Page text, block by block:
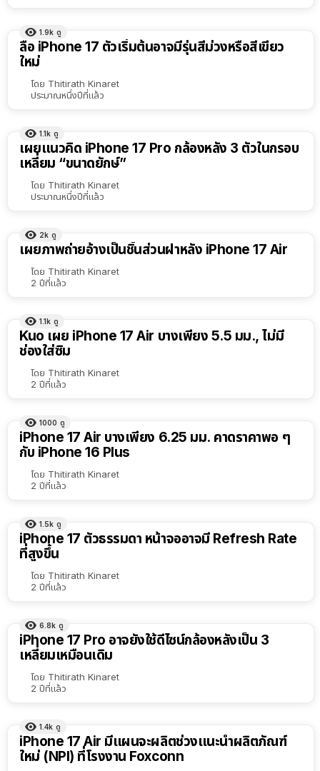
1.9k ดู
ลือ iPhone 17 ตัวเริ่มต้นอาจมีรุ่นสีม่วงหรือสีเขียว
ใหม่
โดย Thitirath Kinaret
ประมาณหนึ่งปีที่แล้ว
1.1k ดู
เผยแนวคิด iPhone 17 Pro กล้องหลัง 3 ตัวในกรอบ
เหลี่ยม “ขนาดยักษ์”
โดย Thitirath Kinaret
ประมาณหนึ่งปีที่แล้ว
2k ดู
เผยภาพถ่ายอ้างเป็นชิ้นส่วนฝาหลัง iPhone 17 Air
โดย Thitirath Kinaret
2 ปีที่แล้ว
1.1k ดู
Kuo เผย iPhone 17 Air บางเพียง 5.5 มม., ไม่มี
ช่องใส่ซิม
โดย Thitirath Kinaret
2 ปีที่แล้ว
1000 ดู
iPhone 17 Air บางเพียง 6.25 มม. คาดราคาพอ ๆ
กับ iPhone 16 Plus
โดย Thitirath Kinaret
2 ปีที่แล้ว
1.5k ดู
iPhone 17 ตัวธรรมดา หน้าจออาจมี Refresh Rate
ที่สูงขึ้น
โดย Thitirath Kinaret
2 ปีที่แล้ว
6.8k ดู
iPhone 17 Pro อาจยังใช้ดีไซน์กล้องหลังเป็น 3
เหลี่ยมเหมือนเดิม
โดย Thitirath Kinaret
2 ปีที่แล้ว
1.4k ดู
iPhone 17 Air มีแผนจะผลิตช่วงแนะนำผลิตภัณฑ์
ใหม่ (NPI) ที่โรงงาน Foxconn